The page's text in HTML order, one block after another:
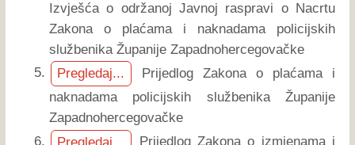
Izvješća o održanoj Javnoj raspravi o Nacrtu
Zakona o plaćama i naknadama policijskih
službenika Županije Zapadnohercegovačke
Pregledaj...
Prijedlog Zakona o plaćama i
naknadama policijskih službenika Županije
Zapadnohercegovačke
Pregledaj...
Prijedlog Zakona o izmjenama i